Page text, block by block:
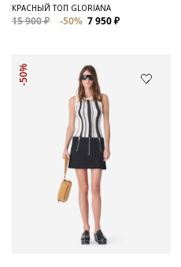
КРАСНЫЙ ТОП GLORIANA
15 900 ₽ -50% 7 950 ₽
-50%